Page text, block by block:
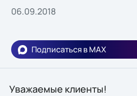
06.09.2018
Подписаться в MAX
Уважаемые клиенты!